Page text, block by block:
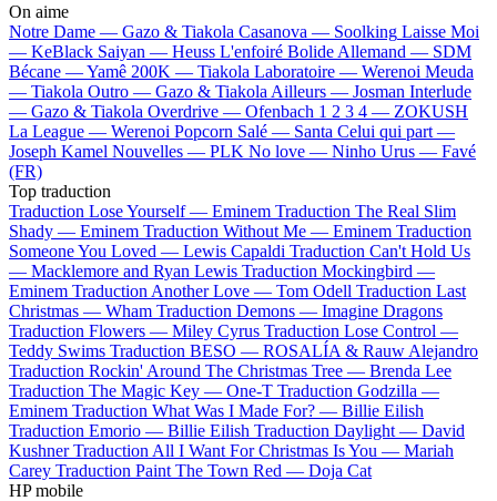
On aime
Notre Dame — Gazo & Tiakola Casanova — Soolking Laisse Moi
— KeBlack Saiyan — Heuss L'enfoiré Bolide Allemand — SDM
Bécane —Yamê 200K — Tiakola Laboratoire — Werenoi Meuda
— Tiakola Outro — Gazo & Tiakola Ailleurs — Josman Interlude
— Gazo & Tiakola Overdrive — Ofenbach 1 2 3 4 — ZOKUSH
La League — Werenoi Popcorn Salé — Santa Celui qui part —
Joseph Kamel Nouvelles — PLK No love — Ninho Urus — Favé
(FR)
Top traduction
Traduction Lose Yourself — Eminem Traduction The Real Slim
Shady — Eminem Traduction Without Me — Eminem Traduction
Someone You Loved — Lewis Capaldi Traduction Can't Hold Us
— Macklemore and Ryan Lewis Traduction Mockingbird —
Eminem Traduction Another Love — Tom Odell Traduction Last
Christmas — Wham Traduction Demons — Imagine Dragons
Traduction Flowers — Miley Cyrus Traduction Lose Control —
Teddy Swims Traduction BESO — ROSALÍA & Rauw Alejandro
Traduction Rockin' Around The Christmas Tree — Brenda Lee
Traduction The Magic Key — One-T Traduction Godzilla —
Eminem Traduction What Was I Made For? — Billie Eilish
Traduction Emorio — Billie Eilish Traduction Daylight — David
Kushner Traduction All I Want For Christmas Is You — Mariah
Carey Traduction Paint The Town Red — Doja Cat
HP mobile